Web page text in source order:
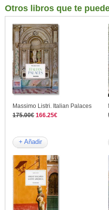
Otros libros que te
Massimo Listri. Italian Palaces
175.00€ 166.25€
+ Añadir